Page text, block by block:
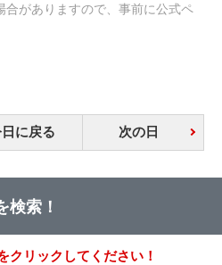
合がありますので、事前に公式ペ
に戻る 次の日
検索！
リックしてください！